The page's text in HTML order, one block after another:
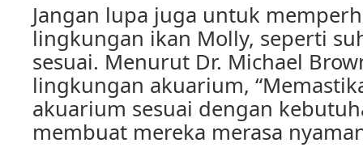
Jangan lupa juga untuk
lingkungan ikan Molly, seperti
sesuai. Menurut Dr. Michael
lingkungan akuarium,
akuarium sesuai dengan
membuat mereka merasa